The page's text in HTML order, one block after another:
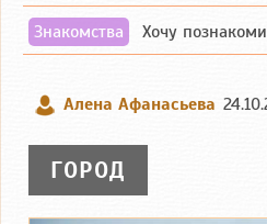
Знакомства Хочу познакомиться с женщиной
Алена Афанасьева
ГОРОД